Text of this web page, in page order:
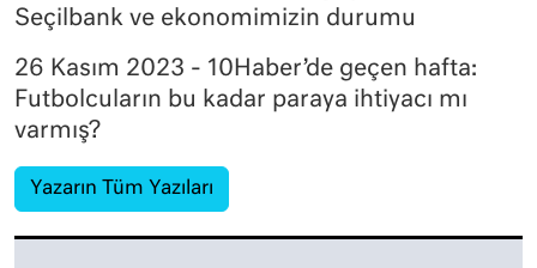
Seçilbank ve ekonomimizin durumu
26 Kasım 2023 - 10Haber’de geçen hafta:
Futbolcuların bu kadar paraya ihtiyacı mı
varmış?
Yazarın Tüm Yazıları